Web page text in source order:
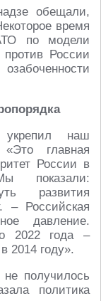
обещали,
время
по модели
России
наш
«Это главная
России в
показали:
развития
– Российская
давление.
2022 года –
2014 году».
получилось
политика